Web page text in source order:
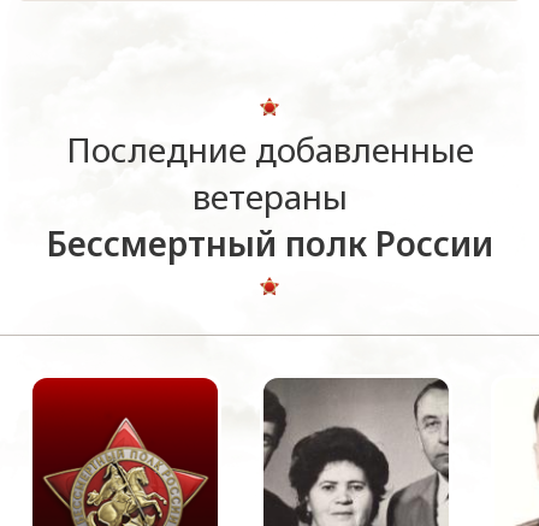
Последние добавленные
ветераны
Бессмертный полк России